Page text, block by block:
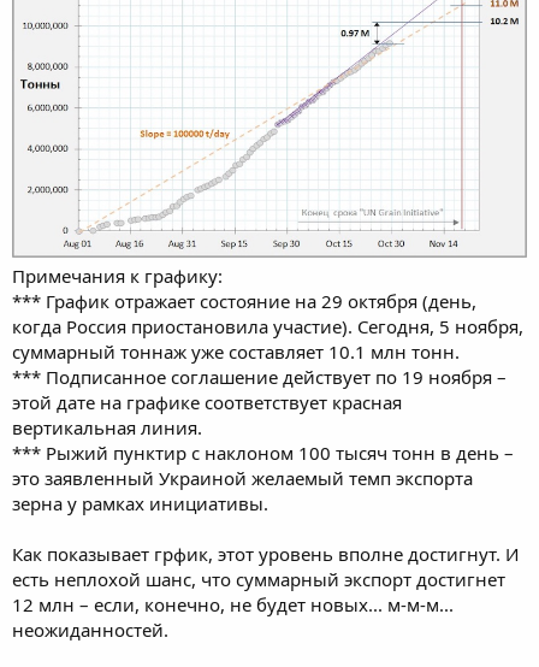
Примечания к графику:
*** График отражает состояние на 29 октября (день,
когда Россия приостановила участие). Сегодня, 5 ноября,
суммарный тоннаж уже составляет 10.1 млн тонн.
*** Подписанное соглашение действует по 19 ноября –
этой дате на графике соответствует красная
вертикальная линия.
*** Рыжий пунктир с наклоном 100 тысяч тонн в день –
это заявленный Украиной желаемый темп экспорта
зерна у рамках инициативы.
Как показывает грфик, этот уровень вполне достигнут. И
есть неплохой шанс, что суммарный экспорт достигнет
12 млн – если, конечно, не будет новых... м-м-м...
неожиданностей.